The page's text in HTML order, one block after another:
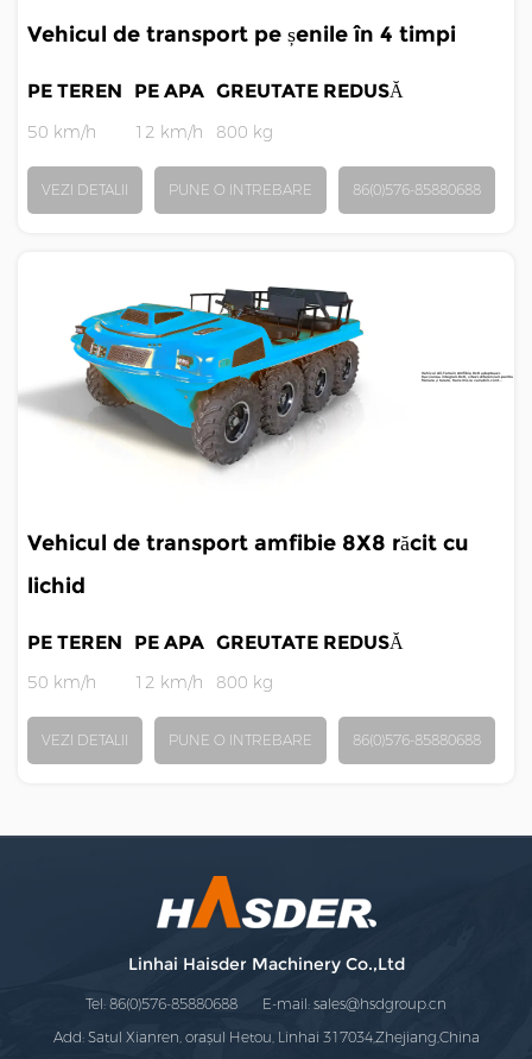
Vehicul de transport pe șenile în 4 timpi
PE TEREN
50 km/h
PE APA
12 km/h
GREUTATE REDUSĂ
800 kg
VEZI DETALII PUNE O INTREBARE 86(0)576-85880688
Vehicul All-Terrain Amfibie 8x8 adaptează
tracțiunea integrală 8x8, viteză diferențială pentru
frânare și turare, transmisie variabilă cont...
Vehicul de transport amfibie 8X8 răcit cu
lichid
PE TEREN
50 km/h
PE APA
12 km/h
GREUTATE REDUSĂ
800 kg
VEZI DETALII PUNE O INTREBARE 86(0)576-85880688
Linhai Haisder Machinery Co.,Ltd
Tel: 86(0)576-85880688 E-mail:sales@hsdgroup.cn
Add: Satul Xianren, orașul Hetou, Linhai 317034,Zhejiang,China